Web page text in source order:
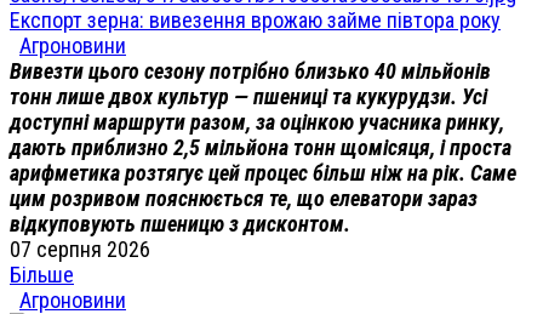
Експорт зерна: вивезення врожаю займе півтора року
Агроновини
Вивезти цього сезону потрібно близько 40 мільйонів
тонн лише двох культур — пшениці та кукурудзи. Усі
доступні маршрути разом, за оцінкою учасника ринку,
дають приблизно 2,5 мільйона тонн щомісяця, і проста
арифметика розтягує цей процес більш ніж на рік. Саме
цим розривом пояснюється те, що елеватори зараз
відкуповують пшеницю з дисконтом.
07 серпня 2026
Більше
Агроновини